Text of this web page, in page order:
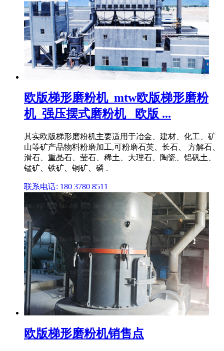
欧版梯形磨粉机_mtw欧版梯形磨粉
机_强压摆式磨粉机 _欧版 ...
其实欧版梯形磨粉机主要适用于冶金、建材、化工、矿
山等矿产品物料粉磨加工,可粉磨石英、长石、 方解石、
滑石、重晶石、莹石、稀土、大理石、陶瓷、铝矾土、
锰矿、铁矿、铜矿、磷 .
联系电话: 180 3780 8511
欧版梯形磨粉机销售点